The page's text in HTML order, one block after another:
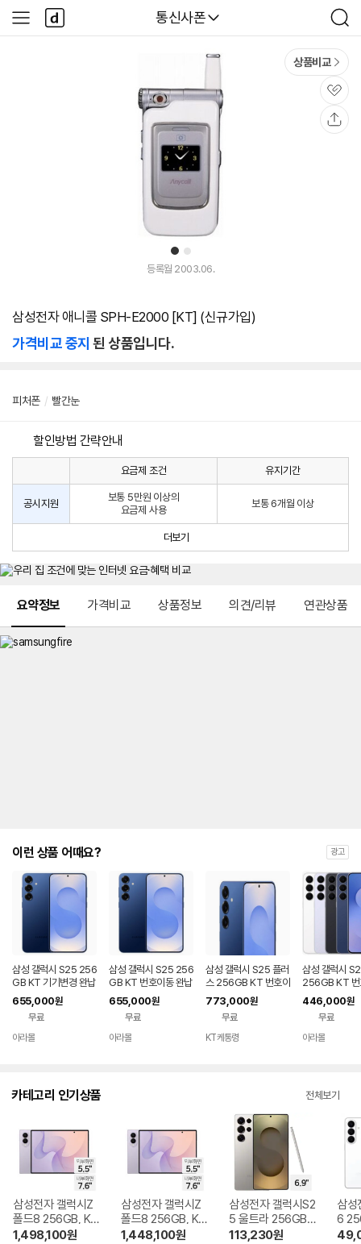
다나와
통신사폰
검
색
사
이
다
나
와
1 2
상품비교
관
심
등록월 2003.06.
삼성전자 애니콜 SPH-E2000 [KT] (신규가입)
가격비교 중지 된 상품입니다.
피처폰 / 빨간눈
할인방법 간략안내
원
선
택
약
정
는
대
내
를
나
는
다.
사
인
법
요금제 조건 유지기간
공시지원
보통 5만원 이상의
요금제 사용
보통 6개월 이상
더보기
요약정보 가격비교 상품정보 의견/리뷰 연관상품
이런 상품 어때요? 광고
삼성 갤럭시 S25 256
GB KT 기기변경 완납
655,000원
무료
아라몰
삼성 갤럭시 S25 256
GB KT 번호이동 완납
80요금제
655,000원
무료
아라몰
삼성 갤럭시 S25 플러
스 256GB KT 번호이
동 신규가입 기기변경
773,000원
무료
KT케통령
삼성 갤럭시
256GB KT 번
공시지원 완납
446,000원
무료
아라몰
카테고리 인기상품 전체보기
삼성전자 갤럭시Z
폴드8 256GB, KT
기기변경 완납
1,498,100원
삼성전자 갤럭시Z
폴드8 256GB, KT
번호이동 완납
1,448,100원
삼성전자 갤럭시S2
5 울트라 256GB,
KT 번호이동 완납
113,230원
삼성
6
변경